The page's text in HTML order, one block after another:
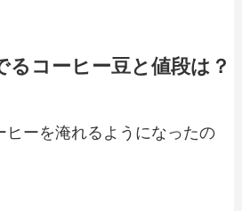
るコーヒー豆と値段は？
ヒーを淹れるようになったの